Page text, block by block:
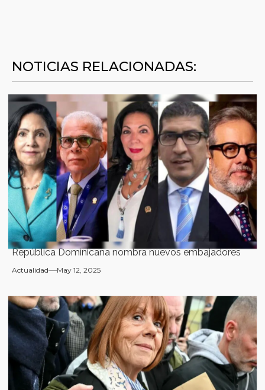
NOTICIAS RELACIONADAS:
República Dominicana nombra nuevos embajadores
Actualidad May 12, 2025